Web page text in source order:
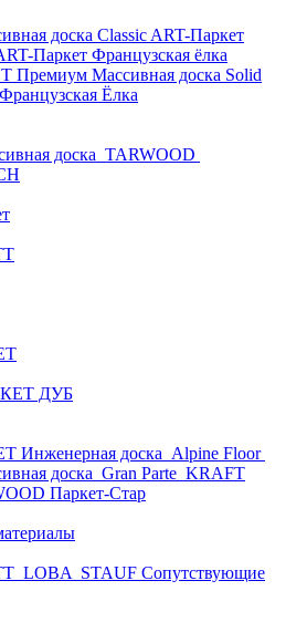
доска Classic ART-Паркет
Паркет Французская ёлка
Премиум Массивная доска Solid
Ёлка
доска TARWOOD
ДУБ
доска Alpine Floor
доска Gran Parte KRAFT
Паркет-Стар
LOBA STAUF Сопутствующие